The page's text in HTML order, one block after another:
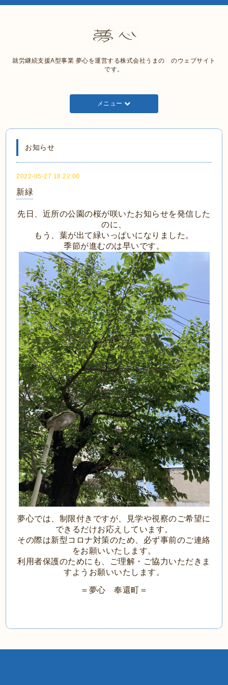
就労継続支援A型事業 夢心を運営する株式会社うまの のウェブサイト
です。
メニュー
お知らせ
2022-05-27 18:22:00
新緑
先日、近所の公園の桜が咲いたお知らせを発信した
のに、
もう、葉が出て緑いっぱいになりました。
季節が進むのは早いです。
夢心では、制限付きですが、見学や視察のご希望に
できるだけお応えしています。
その際は新型コロナ対策のため、必ず事前のご連絡
をお願いいたします。
利用者保護のためにも、ご理解・ご協力いただきま
すようお願いいたします。
＝夢心 奉還町＝